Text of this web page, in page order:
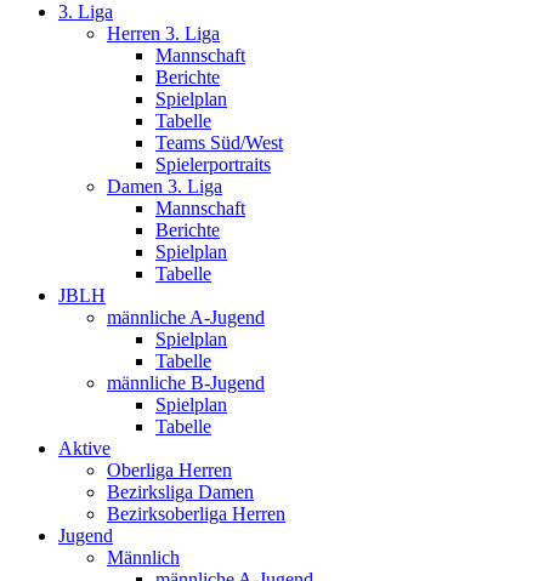
3. Liga
Herren 3. Liga
Mannschaft
Berichte
Spielplan
Tabelle
Teams Süd/West
Spielerportraits
Damen 3. Liga
Mannschaft
Berichte
Spielplan
Tabelle
JBLH
männliche A-Jugend
Spielplan
Tabelle
männliche B-Jugend
Spielplan
Tabelle
Aktive
Oberliga Herren
Bezirksliga Damen
Bezirksoberliga Herren
Jugend
Männlich